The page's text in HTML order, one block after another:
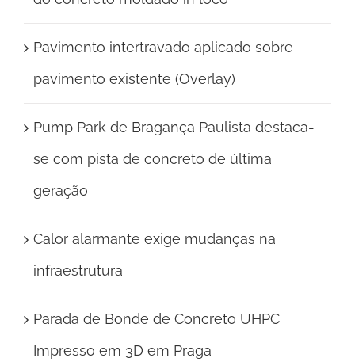
Pavimento intertravado aplicado sobre
pavimento existente (Overlay)
Pump Park de Bragança Paulista destaca-
se com pista de concreto de última
geração
Calor alarmante exige mudanças na
infraestrutura
Parada de Bonde de Concreto UHPC
Impresso em 3D em Praga